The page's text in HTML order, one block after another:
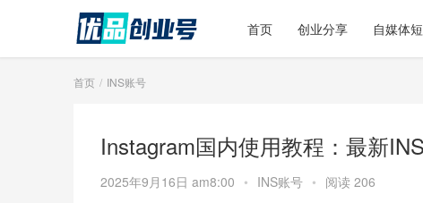
首页 创业分享 自媒体
首页 INS账号
Instagram国内使用教程：最新
2025年9月16日 am8:00 • INS账号 • 阅读 206